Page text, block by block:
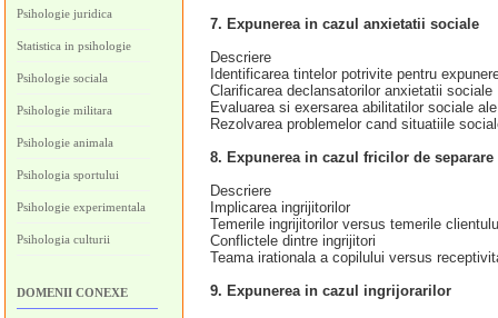
Psihologie juridica
Statistica in psihologie
Psihologie sociala
Psihologie militara
Psihologie animala
Psihologia sportului
Psihologie experimentala
Psihologia culturii
DOMENII CONEXE
7. Expunerea in cazul anxietatii sociale
Descriere
Identificarea tintelor potrivite pentru
Clarificarea declansatorilor anxietatii sociale
Evaluarea si exersarea abilitatilor sociale
Rezolvarea problemelor cand situatiile
8. Expunerea in cazul fricilor de separare
Descriere
Implicarea ingrijitorilor
Temerile ingrijitorilor versus temerile
Conflictele dintre ingrijitori
Teama irationala a copilului versus
9. Expunerea in cazul ingrijorarilor